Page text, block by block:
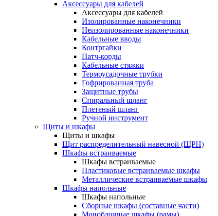
Аксессуары для кабелей
Аксессуары для кабелей
Изолированные наконечники
Неизолированные наконечники
Кабельные вводы
Контргайки
Патч-корды
Кабельные стяжки
Термоусадочные трубки
Гофрированная труба
Защитные трубы
Спиральный шланг
Плетеный шланг
Ручной инструмент
Щиты и шкафы
Щиты и шкафы
Щит распределительный навесной (ЩРН)
Шкафы встраиваемые
Шкафы встраиваемые
Пластиковые встраиваемые шкафы
Металлические встраиваемые шкафы
Шкафы напольные
Шкафы напольные
Сборные шкафы (составные части)
Моноблочные шкафы (рамы)